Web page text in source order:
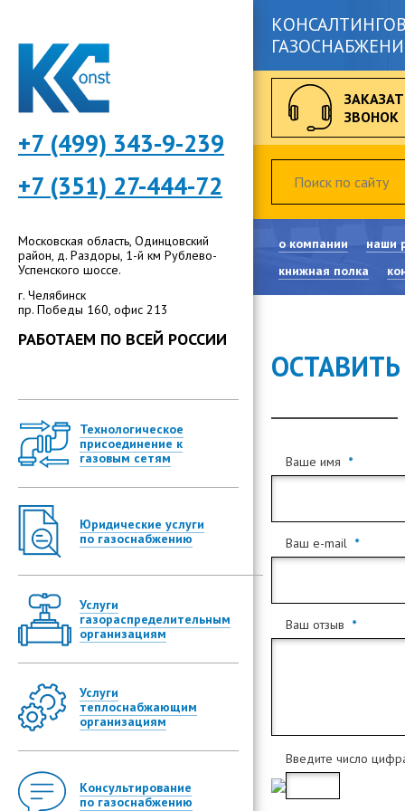
+7 (499) 343-9-239
+7 (351) 27-444-72
Московская область, Одинцовский
район, д. Раздоры, 1-й км Рублево-
Успенского шоссе.
г. Челябинск
пр. Победы 160, офис 213
РАБОТАЕМ ПО ВСЕЙ РОССИИ
Технологическое
присоединение к
газовым сетям
мощности
Анализ
Юридические услуги
по газоснабжению
Услуги
газораспределительным
организациям
Баланс
Расчет
Услуги
теплоснабжающим
организациям
энергию
тепловую
Консультирование
по газоснабжению
ЗВОНОК
о компании
наши
книжная полка
Ваше имя
Ваш e-mail
Ваш отзыв
Введите число